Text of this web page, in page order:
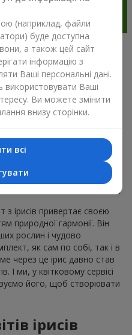
у сучасній
Ярмолинці
вибір для подарунка до
природну симетрію
ті, хто хоче подарувати
Така композиція
А ще букет з
і дозволяє передати
без зайвих слів і пояснень.
з ірисів привертає своєю
природної гармонії. Він
рослин і чудово
як сам по собі, так і в
через це ірис давно став
ми, у квітковому сервісі
його, щоб створювати
ірисів
(наприклад, файли
буде доступна
а також цей сайт
інформацію з
Ваші персональні дані.
використовувати Ваші
Ви можете змінити
внизу сторінки.
всі